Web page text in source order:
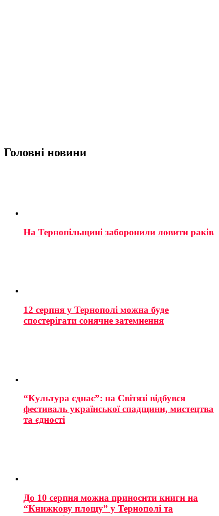
Головні новини
На Тернопільщині заборонили ловити раків
12 серпня у Тернополі можна буде
спостерігати сонячне затемнення
“Культура єднає”: на Світязі відбувся
фестиваль української спадщини, мистецтва
та єдності
До 10 серпня можна приносити книги на
“Книжкову площу” у Тернополі та